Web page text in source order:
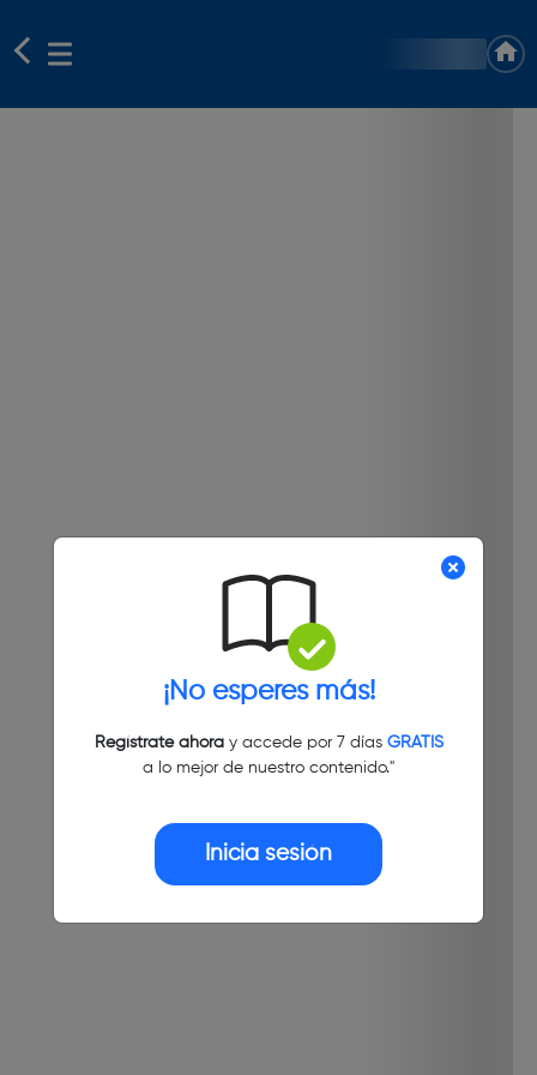
¡No esperes más!
Regístrate ahoray accede por 7 días GRATIS
a lo mejor de nuestro contenido."
Inicia sesión